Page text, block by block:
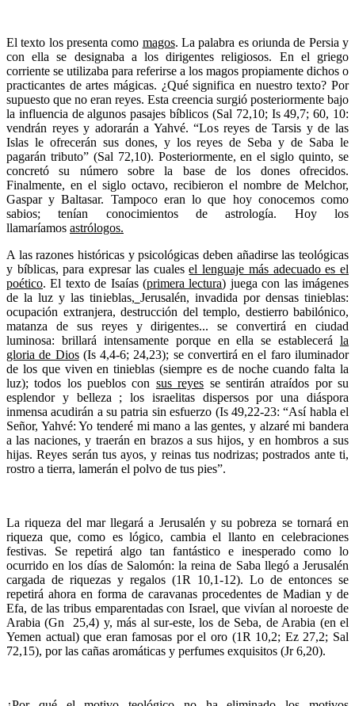
El texto los presenta como magos. La palabra es oriunda de Persia y
con ella se designaba a los dirigentes religiosos. En el griego
corriente se utilizaba para referirse a los magos propiamente dichos o
practicantes de artes mágicas. ¿Qué significa en nuestro texto? Por
supuesto que no eran reyes. Esta creencia surgió posteriormente bajo
la influencia de algunos pasajes bíblicos (Sal 72,10; Is 49,7; 60, 10:
vendrán reyes y adorarán a Yahvé. “Los reyes de Tarsis y de las
Islas le ofrecerán sus dones, y los reyes de Seba y de Saba le
pagarán tributo” (Sal 72,10). Posteriormente, en el siglo quinto, se
concretó su número sobre la base de los dones ofrecidos.
Finalmente, en el siglo octavo, recibieron el nombre de Melchor,
Gaspar y Baltasar. Tampoco eran lo que hoy conocemos como
sabios; tenían conocimientos de astrología. Hoy los
llamaríamos astrólogos.
A las razones históricas y psicológicas deben añadirse las teológicas
y bíblicas, para expresar las cualesel lenguaje más adecuado es el
poético. El texto de Isaías (primera lectura) juega con las imágenes
de la luz y las tinieblas, Jerusalén, invadida por densas tinieblas:
ocupación extranjera, destrucción del templo, destierro babilónico,
matanza de sus reyes y dirigentes... se convertirá en ciudad
luminosa: brillará intensamente porque en ella se establecerá la
gloria de Dios(Is 4,4-6; 24,23); se convertirá en el faro iluminador
de los que viven en tinieblas (siempre es de noche cuando falta la
luz); todos los pueblos con sus reyes se sentirán atraídos por su
esplendor y belleza ; los israelitas dispersos por una diáspora
inmensa acudirán a su patria sin esfuerzo (Is 49,22-23: “Así habla el
Señor, Yahvé: Yo tenderé mi mano a las gentes, y alzaré mi bandera
a las naciones, y traerán en brazos a sus hijos, y en hombros a sus
hijas. Reyes serán tus ayos, y reinas tus nodrizas; postrados ante ti,
rostro a tierra, lamerán el polvo de tus pies”.
La riqueza del mar llegará a Jerusalén y su pobreza se tornará en
riqueza que, como es lógico, cambia el llanto en celebraciones
festivas. Se repetirá algo tan fantástico e inesperado como lo
ocurrido en los días de Salomón: la reina de Saba llegó a Jerusalén
cargada de riquezas y regalos (1R 10,1-12). Lo de entonces se
repetirá ahora en forma de caravanas procedentes de Madian y de
Efa, de las tribus emparentadas con Israel, que vivían al noroeste de
Arabia (Gn 25,4) y, más al sur-este, los de Seba, de Arabia (en el
Yemen actual) que eran famosas por el oro (1R 10,2; Ez 27,2; Sal
72,15), por las cañas aromáticas y perfumes exquisitos (Jr 6,20).